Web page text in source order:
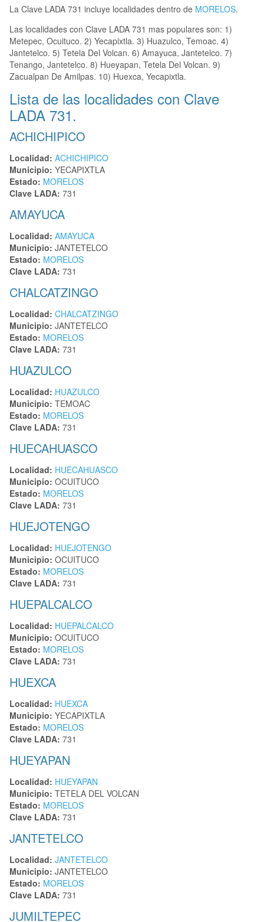
La Clave LADA 731 incluye localidades dentro de MORELOS.
Las localidades con Clave LADA 731 mas populares son: 1)
Metepec, Ocuituco. 2) Yecapixtla. 3) Huazulco, Temoac. 4)
Jantetelco. 5) Tetela Del Volcan. 6) Amayuca, Jantetelco. 7)
Tenango, Jantetelco. 8) Hueyapan, Tetela Del Volcan. 9)
Zacualpan De Amilpas. 10) Huexca, Yecapixtla.
Lista de las localidades con Clave
LADA 731.
ACHICHIPICO
Localidad: ACHICHIPICO
Municipio: YECAPIXTLA
Estado: MORELOS
Clave LADA: 731
AMAYUCA
Localidad: AMAYUCA
Municipio: JANTETELCO
Estado: MORELOS
Clave LADA: 731
CHALCATZINGO
Localidad: CHALCATZINGO
Municipio: JANTETELCO
Estado: MORELOS
Clave LADA: 731
HUAZULCO
Localidad: HUAZULCO
Municipio: TEMOAC
Estado: MORELOS
Clave LADA: 731
HUECAHUASCO
Localidad: HUECAHUASCO
Municipio: OCUITUCO
Estado: MORELOS
Clave LADA: 731
HUEJOTENGO
Localidad: HUEJOTENGO
Municipio: OCUITUCO
Estado: MORELOS
Clave LADA: 731
HUEPALCALCO
Localidad: HUEPALCALCO
Municipio: OCUITUCO
Estado: MORELOS
Clave LADA: 731
HUEXCA
Localidad: HUEXCA
Municipio: YECAPIXTLA
Estado: MORELOS
Clave LADA: 731
HUEYAPAN
Localidad: HUEYAPAN
Municipio: TETELA DEL VOLCAN
Estado: MORELOS
Clave LADA: 731
JANTETELCO
Localidad: JANTETELCO
Municipio: JANTETELCO
Estado: MORELOS
Clave LADA: 731
JUMILTEPEC